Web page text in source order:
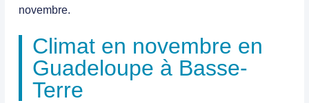
novembre.
Climat en novembre en
Guadeloupe à Basse-
Terre